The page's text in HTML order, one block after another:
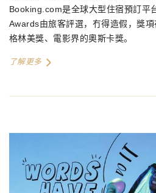
Booking.com是全球大型住宿預訂平
Awards由旅客評選，冇得造假，獎
格林美獎、電影界的奧斯卡獎。
了解更多